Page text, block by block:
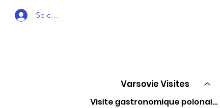
Se connecter
Varsovie Visites
Visite gastronomique polonaise